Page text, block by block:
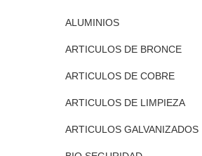
ALUMINIOS
ARTICULOS DE BRONCE
ARTICULOS DE COBRE
ARTICULOS DE LIMPIEZA
ARTICULOS GALVANIZADOS